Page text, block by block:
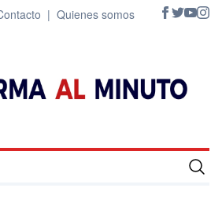
| Quienes somos